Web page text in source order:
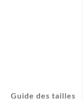
Guide des tailles